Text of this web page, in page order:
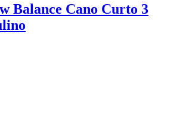
Balance Cano Curto 3